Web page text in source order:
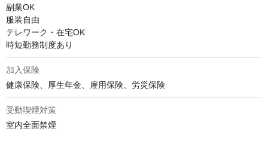
副業OK
服装自由
テレワーク・在宅OK
時短勤務制度あり
加入保険
健康保険、厚生年金、雇用保険、労災保険
受動喫煙対策
室内全面禁煙